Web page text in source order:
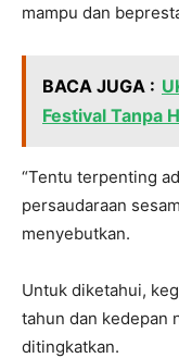
mampu dan
BACA JUGA :
Festival Tanpa
“Tentu terpenting
persaudaraan
menyebutkan.
Untuk diketahui,
tahun dan kedepan
ditingkatkan.